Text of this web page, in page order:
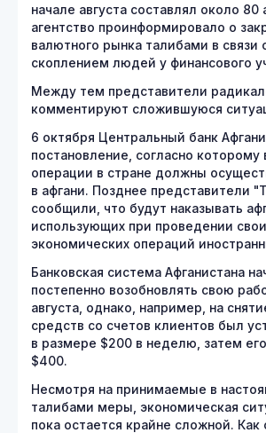
начале августа составлял около 80
агентство проинформировало о
валютного рынка талибами в связи
скоплением людей у финансового
Между тем представители
комментируют сложившуюся
6 октября Центральный банк
постановление, согласно которому
операции в стране должны
в афгани. Позднее представители
сообщили, что будут наказывать
использующих при проведении
экономических операций
Банковская система Афганистана
постепенно возобновлять свою
августа, однако, например, на
средств со счетов клиентов был
в размере $200 в неделю, затем
$400.
Несмотря на принимаемые в
талибами меры, экономическая
пока остается крайне сложной. Как